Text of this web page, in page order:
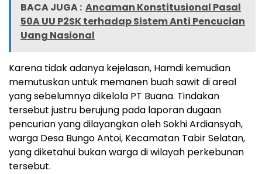
BACA JUGA : Ancaman Konstitusional Pasal
50A UU P2SK terhadap Sistem Anti Pencucian
Uang Nasional
Karena tidak adanya kejelasan, Hamdi kemudian
memutuskan untuk memanen buah sawit di areal
yang sebelumnya dikelola PT Buana. Tindakan
tersebut justru berujung pada laporan dugaan
pencurian yang dilayangkan oleh Sokhi Ardiansyah,
warga Desa Bungo Antoi, Kecamatan Tabir Selatan,
yang diketahui bukan warga di wilayah perkebunan
tersebut.